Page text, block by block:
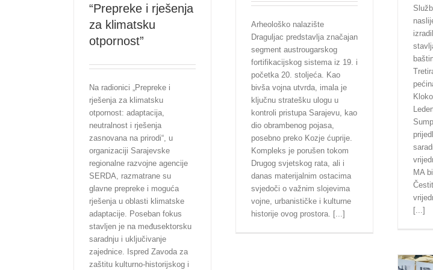
“Prepreke i rješenja
za klimatsku
otpornost”
Na radionici „Prepreke i
rješenja za klimatsku
otpornost: adaptacija,
neutralnost i rješenja
zasnovana na prirodi“, u
organizaciji Sarajevske
regionalne razvojne agencije
SERDA, razmatrane su
glavne prepreke i moguća
rješenja u oblasti klimatske
adaptacije. Poseban fokus
stavljen je na međusektorsku
saradnju i uključivanje
zajednice. Ispred Zavoda za
zaštitu kulturno-historijskog i
Arheološko nalazište
Draguljac predstavlja značajan
segment austrougarskog
fortifikacijskog sistema iz 19. i
početka 20. stoljeća. Kao
bivša vojna utvrda, imala je
ključnu stratešku ulogu u
kontroli pristupa Sarajevu, kao
dio obrambenog pojasa,
posebno preko Kozje ćuprije.
Kompleks je porušen tokom
Drugog svjetskog rata, ali i
danas materijalnim ostacima
svjedoči o važnim slojevima
vojne, urbanističke i kulturne
historije ovog prostora. [...]
MA
[...]